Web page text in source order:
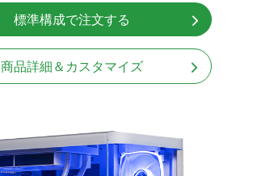
無線LAN Bluetooth対応
Windows11 Home 64bit
LCDスクリーン搭載
標準構成で注文する
商品詳細＆カスタマイズ